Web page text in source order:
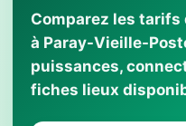
Comparez les tarifs
à Paray-Vieille-
puissances,
fiches lieux